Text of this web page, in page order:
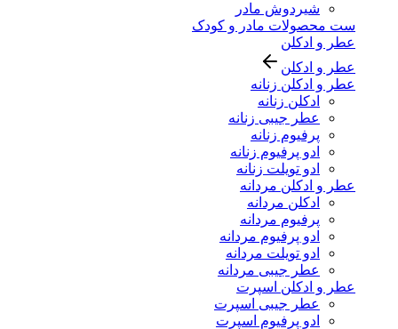
شیردوش مادر
ست محصولات مادر و کودک
عطر و ادکلن
عطر و ادکلن
عطر و ادکلن زنانه
ادکلن زنانه
عطر جیبی زنانه
پرفیوم زنانه
ادو پرفیوم زنانه
ادو تویلت زنانه
عطر و ادکلن مردانه
ادکلن مردانه
پرفیوم مردانه
ادو پرفیوم مردانه
ادو تویلت مردانه
عطر جیبی مردانه
عطر و ادکلن اسپرت
عطر جیبی اسپرت
ادو پرفیوم اسپرت